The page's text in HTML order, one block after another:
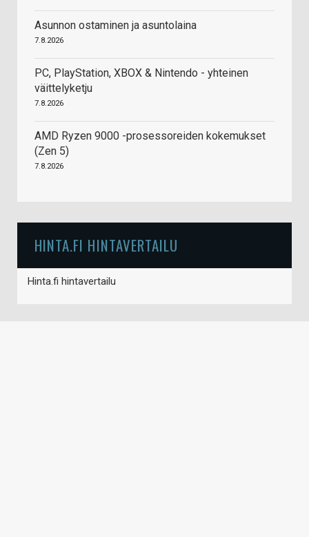
Asunnon ostaminen ja asuntolaina
7.8.2026
PC, PlayStation, XBOX & Nintendo - yhteinen
väittelyketju
7.8.2026
AMD Ryzen 9000 -prosessoreiden kokemukset
(Zen 5)
7.8.2026
HINTA.FI HINTAVERTAILU
Hinta.fi hintavertailu